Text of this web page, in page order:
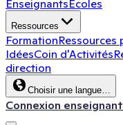
EnseignantsÉcoles
Ressources
FormationRessources
IdéesCoin d'Activités
direction
Choisir une langue…
Connexion enseignant